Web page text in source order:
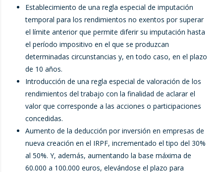
Establecimiento de una regla especial de imputación
temporal para los rendimientos no exentos por superar
el límite anterior que permite diferir su imputación hasta
el período impositivo en el que se produzcan
determinadas circunstancias y, en todo caso, en el plazo
de 10 años.
Introducción de una regla especial de valoración de los
rendimientos del trabajo con la finalidad de aclarar el
valor que corresponde a las acciones o participaciones
concedidas.
Aumento de la deducción por inversión en empresas de
nueva creación en el IRPF, incrementado el tipo del 30%
al 50%. Y, además, aumentando la base máxima de
60.000 a 100.000 euros, elevándose el plazo para